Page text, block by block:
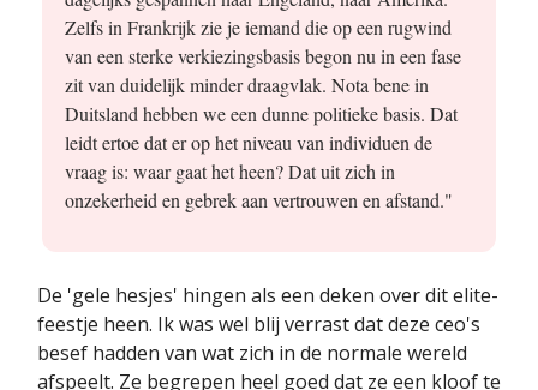
Zelfs in Frankrijk zie je iemand die op een rugwind
van een sterke verkiezingsbasis begon nu in een fase
zit van duidelijk minder draagvlak. Nota bene in
Duitsland hebben we een dunne politieke basis. Dat
leidt ertoe dat er op het niveau van individuen de
vraag is: waar gaat het heen? Dat uit zich in
onzekerheid en gebrek aan vertrouwen en afstand."
De 'gele hesjes' hingen als een deken over dit elite-
feestje heen. Ik was wel blij verrast dat deze ceo's
besef hadden van wat zich in de normale wereld
afspeelt. Ze begrepen heel goed dat ze een kloof te